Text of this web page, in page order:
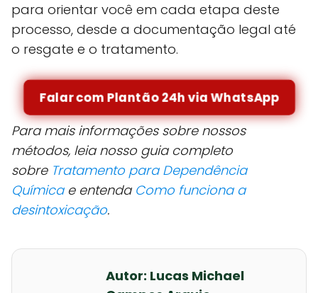
para orientar você em cada etapa deste
processo, desde a documentação legal até
o resgate e o tratamento.
Falar com Plantão 24h via WhatsApp
Para mais informações sobre nossos
métodos, leia nosso guia completo
sobre Tratamento para Dependência
Químicae entenda Como funciona a
desintoxicação.
Autor: Lucas Michael